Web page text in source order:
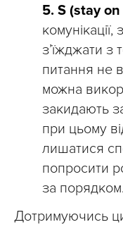
5. S (stay
з’їжджати з
питання не
можна
закидають
при цьому
лишатися
попросити
за порядком.
Дотримуючись